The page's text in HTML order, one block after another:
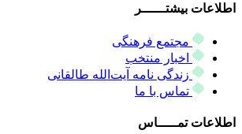
اطلاعات بیشتــــــر
مجتمع فرهنگی
اخبار منتخب
زندگی نامه آیت‌الله طالقانی
تماس با ما
اطلاعات تمـــــاس